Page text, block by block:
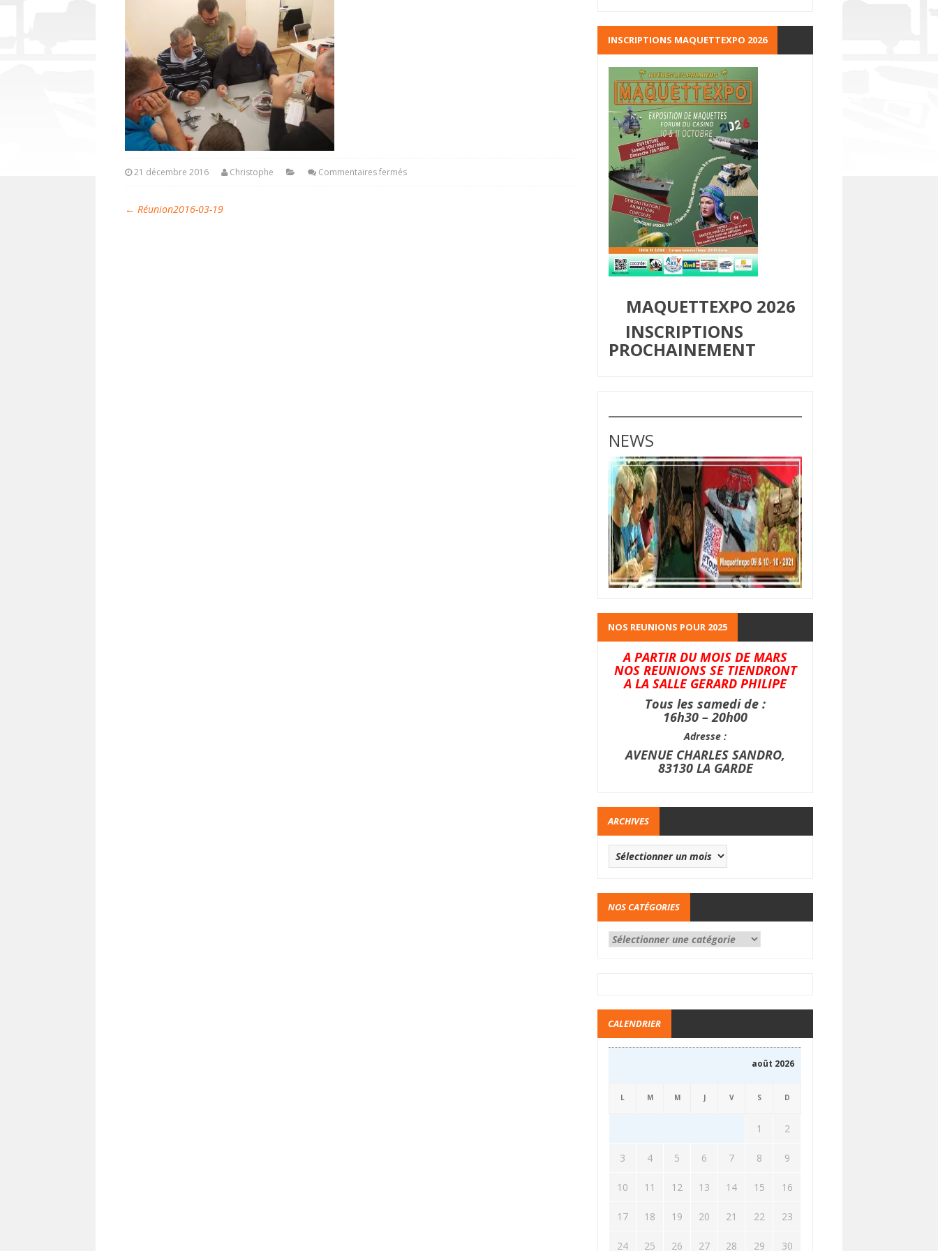
21 décembre 2016 Christophe Commentaires fermés
← Réunion2016-03-19
INSCRIPTIONS MAQUETTEXPO 2026
MAQUETTEXPO 2026
INSCRIPTIONS
PROCHAINEMENT
NEWS
NOS REUNIONS POUR 2025
A PARTIR DU MOIS DE MARS
NOS REUNIONS SE TIENDRONT
A LA SALLE GERARD PHILIPE
Tous les samedi de :
16h30 – 20h00
Adresse :
AVENUE CHARLES SANDRO,
83130 LA GARDE
ARCHIVES
NOS CATÉGORIES
CALENDRIER
août 2026
L M M J V S D
1 2
3 4 5 6 7 8 9
10 11 12 13 14 15 16
17 18 19 20 21 22 23
24 25 26 27 28 29 30